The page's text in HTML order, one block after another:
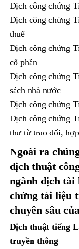
Dịch công chứng
Dịch công chứng
thuế
Dịch công chứng
cổ phần
Dịch công chứng
sách nhà nước
Dịch công chứng
Dịch công chứng
thư từ trao đổi,
Ngoài ra
dịch thuật
ngành dịch tài
chứng tài liệu
chuyên sâu
Dịch thuật tiếng
truyền thông